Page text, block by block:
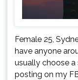
Female 25,
have anyone
usually choose
posting on my